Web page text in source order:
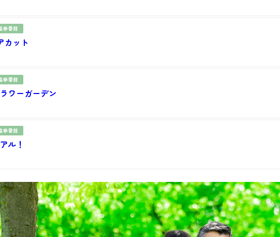
参番館
カット
参番館
ワーガーデン
参番館
ル！